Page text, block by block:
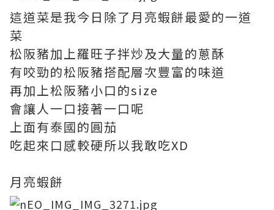
這道菜是我今日除了月亮蝦餅最愛的一道
菜
松阪豬加上羅旺子拌炒及大量的蔥酥
有咬勁的松阪豬搭配層次豐富的味道
再加上松阪豬小口的size
會讓人一口接著一口呢
上面有泰國的圓茄
吃起來口感較硬所以我敢吃XD
月亮蝦餅